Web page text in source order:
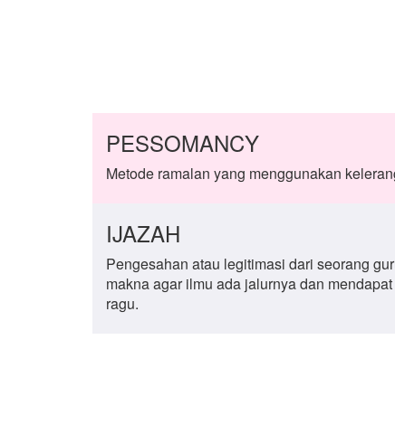
PESSOMANCY
Metode ramalan yang menggunakan
IJAZAH
Pengesahan atau legitimasi dari seorang
makna agar ilmu ada jalurnya dan
ragu.